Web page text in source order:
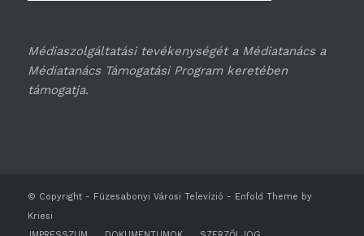
Médiaszolgáltatási tevékenységét a Médiatanács a
Médiatanács Támogatási Program keretében
támogatja.
© Copyright - Füzesabonyi Városi Televízió - Enfold Theme by
Kriesi